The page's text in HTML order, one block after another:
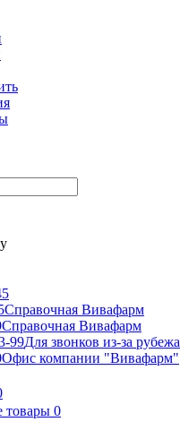
Справочная Вивафарм
Справочная Вивафарм
99Для звонков из-за рубежа
Офис компании "Вивафарм"
товары 0